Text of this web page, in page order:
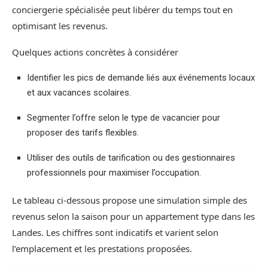
conciergerie spécialisée peut libérer du temps tout en
optimisant les revenus.
Quelques actions concrètes à considérer
Identifier les pics de demande liés aux événements locaux
et aux vacances scolaires.
Segmenter l’offre selon le type de vacancier pour
proposer des tarifs flexibles.
Utiliser des outils de tarification ou des gestionnaires
professionnels pour maximiser l’occupation.
Le tableau ci-dessous propose une simulation simple des
revenus selon la saison pour un appartement type dans les
Landes. Les chiffres sont indicatifs et varient selon
l’emplacement et les prestations proposées.